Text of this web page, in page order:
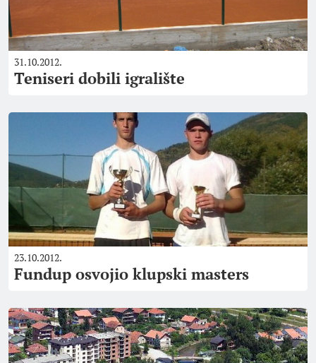
31.10.2012.
Teniseri dobili igralište
23.10.2012.
Fundup osvojio klupski masters